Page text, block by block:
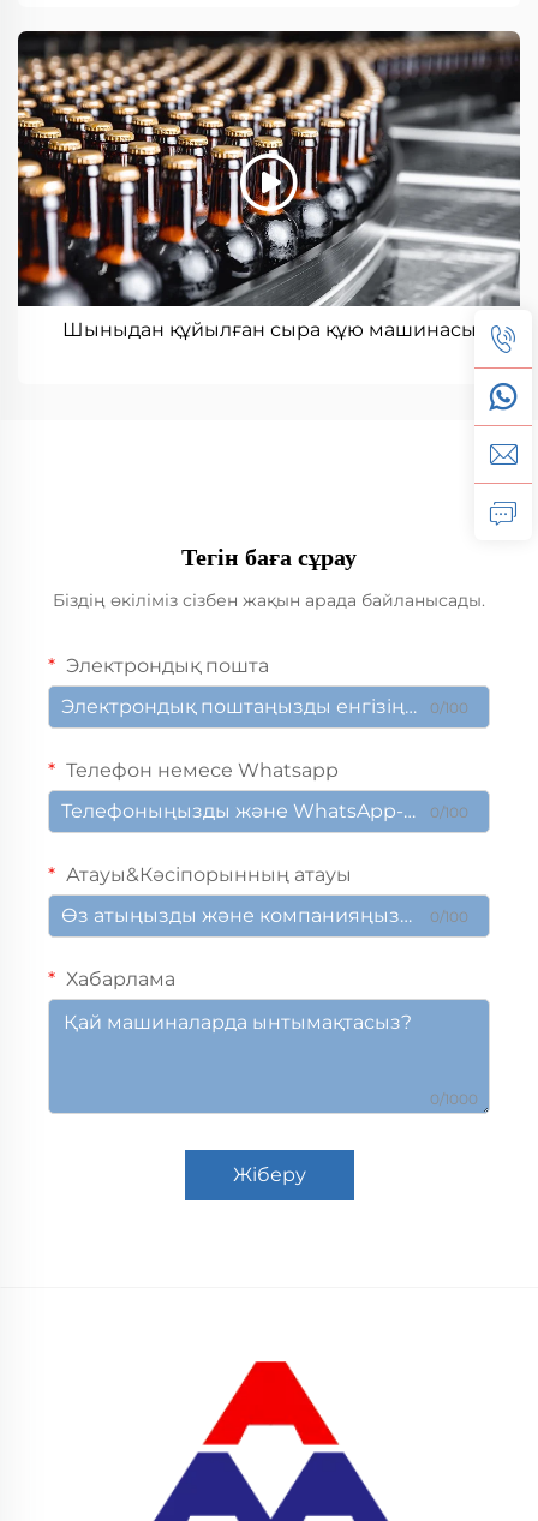
Шыныдан құйылған сыра құю машинасы
Тегін баға сұрау
Біздің өкіліміз сізбен жақын арада байланысады.
Электрондық пошта
0/100
Телефон немесе Whatsapp
0/100
Атауы&Кәсіпорынның атауы
0/100
Хабарлама
0/1000
Жіберу